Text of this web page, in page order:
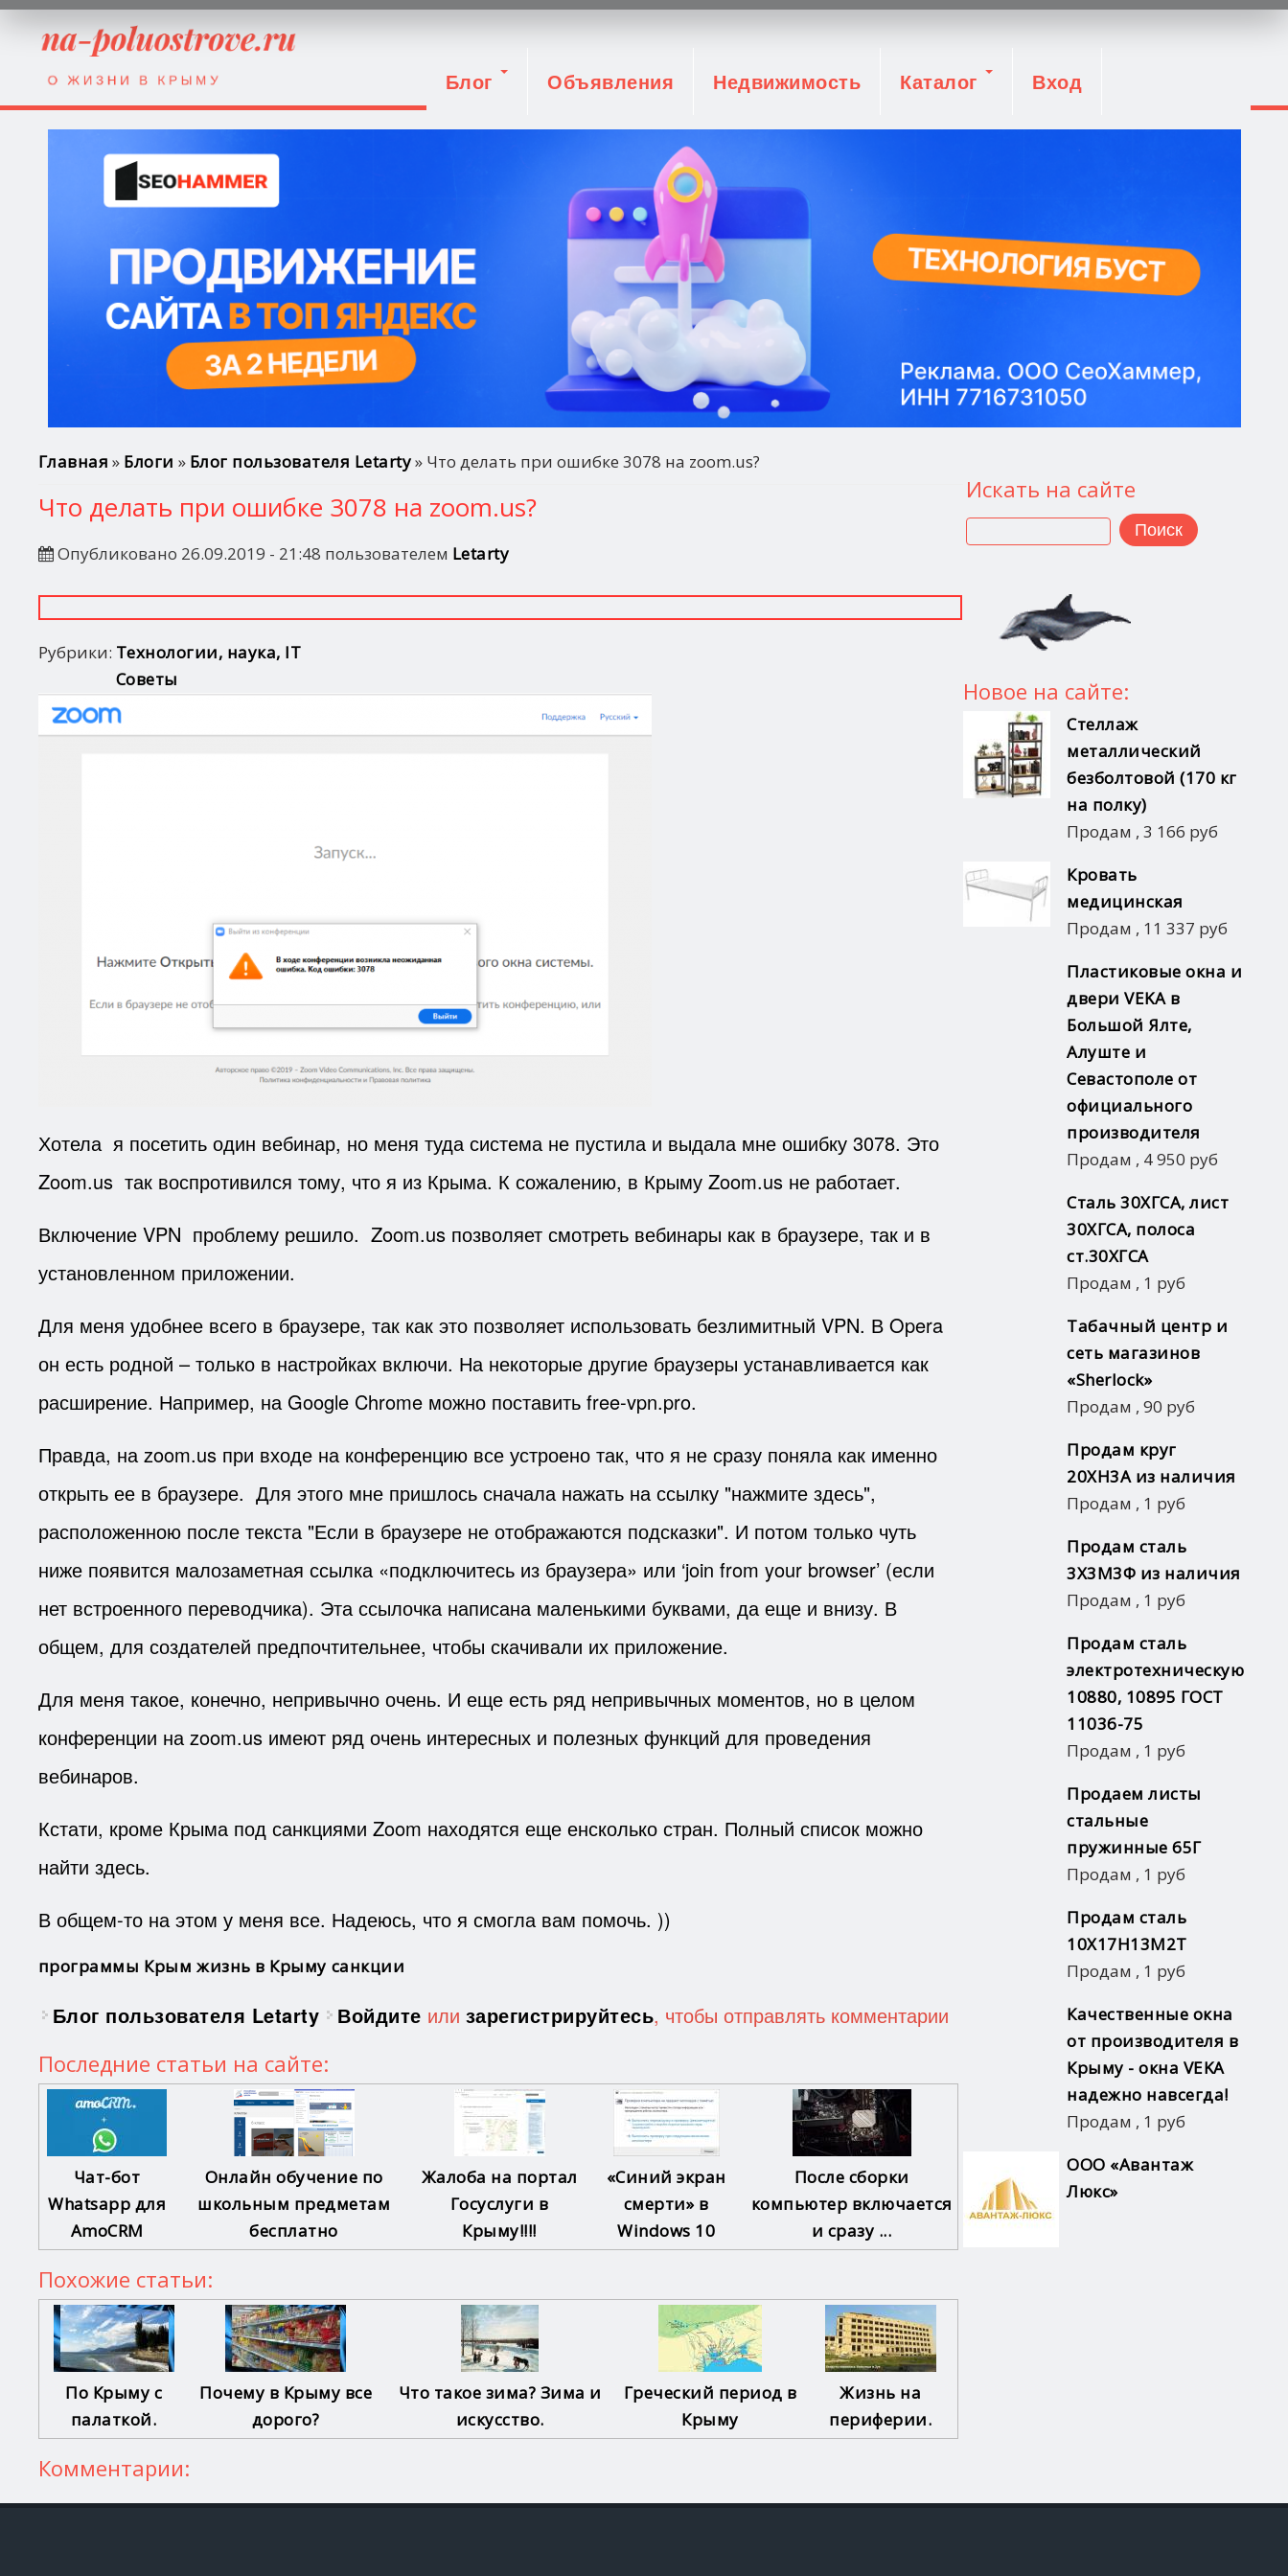
Блог Объявления Недвижимость Каталог Вход
Вы здесь
Главная » Блоги » Блог пользователя Letarty» Что делать при ошибке 3078 на zoom.us?
Что делать при ошибке 3078 на zoom.us?
Опубликовано 26.09.2019 - 21:48 пользователем Letarty
Рубрики: Технологии, наука, IT
Советы
Хотела я посетить один вебинар, но меня туда система не пустила и выдала мне ошибку 3078. Это
Zoom.us так воспротивился тому, что я из Крыма. К сожалению, в Крыму Zoom.us не работает.
Включение VPN проблему решило. Zoom.us позволяет смотреть вебинары как в браузере, так и в
установленном приложении.
Для меня удобнее всего в браузере, так как это позволяет использовать безлимитный VPN. В Opera
он есть родной – только в настройках включи. На некоторые другие браузеры устанавливается как
расширение. Например, на Google Chrome можно поставить free-vpn.pro.
Правда, на zoom.us при входе на конференцию все устроено так, что я не сразу поняла как именно
открыть ее в браузере. Для этого мне пришлось сначала нажать на ссылку "нажмите здесь",
расположенною после текста "Если в браузере не отображаются подсказки". И потом только чуть
ниже появится малозаметная ссылка «подключитесь из браузера» или ‘join from your browser’ (если
нет встроенного переводчика). Эта ссылочка написана маленькими буквами, да еще и внизу. В
общем, для создателей предпочтительнее, чтобы скачивали их приложение.
Для меня такое, конечно, непривычно очень. И еще есть ряд непривычных моментов, но в целом
конференции на zoom.us имеют ряд очень интересных и полезных функций для проведения
вебинаров.
Кстати, кроме Крыма под санкциями Zoom находятся еще енсколько стран. Полный список можно
найти здесь.
В общем-то на этом у меня все. Надеюсь, что я смогла вам помочь. ))
программы Крым жизнь в Крыму санкции
Блог пользователя Letarty Войдите или зарегистрируйтесь, чтобы отправлять комментарии
Последние статьи на сайте:
Чат-бот
Whatsapp для
AmoCRM
Онлайн обучение по
школьным предметам
бесплатно
Жалоба на портал
Госуслуги в
Крыму!!!!
«Синий экран
смерти» в
Windows 10
После сборки
компьютер включается
и сразу ...
Похожие статьи:
По Крыму с
палаткой.
Почему в Крыму все
дорого?
Что такое зима? Зима и
искусство.
Греческий период в
Крыму
Жизнь на
периферии.
Комментарии:
Искать на сайте
Поиск
Новое на сайте:
Стеллаж
металлический
безболтовой (170 кг
на полку)
Продам , 3 166 руб
Кровать
медицинская
Продам , 11 337 руб
Пластиковые окна и
двери VEKA в
Большой Ялте,
Алуште и
Севастополе от
официального
производителя
Продам , 4 950 руб
Сталь 30ХГСА, лист
30ХГСА, полоса
ст.30ХГСА
Продам , 1 руб
Табачный центр и
сеть магазинов
«Sherlock»
Продам , 90 руб
Продам круг
20ХН3А из наличия
Продам , 1 руб
Продам сталь
3Х3М3Ф из наличия
Продам , 1 руб
Продам сталь
электротехническую
10880, 10895 ГОСТ
11036-75
Продам , 1 руб
Продаем листы
стальные
пружинные 65Г
Продам , 1 руб
Продам сталь
10Х17Н13М2Т
Продам , 1 руб
Качественные окна
от производителя в
Крыму - окна VEKA
надежно навсегда!
Продам , 1 руб
ООО «Авантаж
Люкс»